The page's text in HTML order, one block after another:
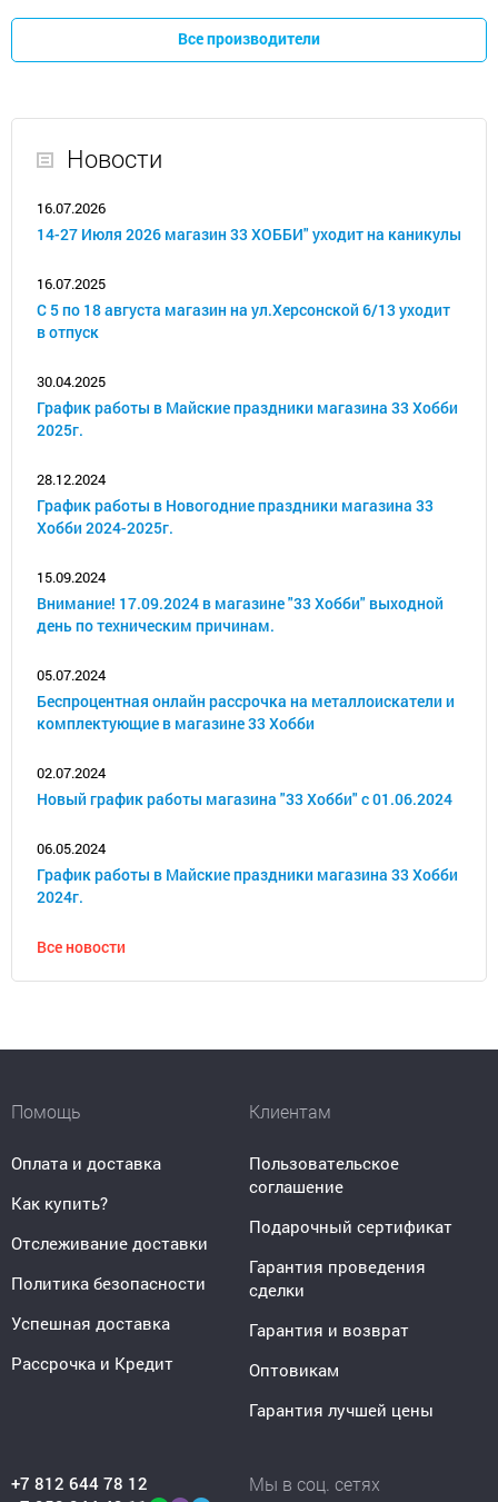
Все производители
Новости
16.07.2026
14-27 Июля 2026 магазин 33 ХОББИ" уходит на каникулы
16.07.2025
С 5 по 18 августа магазин на ул.Херсонской 6/13 уходит
в отпуск
30.04.2025
График работы в Майские праздники магазина 33 Хобби
2025г.
28.12.2024
График работы в Новогодние праздники магазина 33
Хобби 2024-2025г.
15.09.2024
Внимание! 17.09.2024 в магазине "33 Хобби" выходной
день по техническим причинам.
05.07.2024
Беспроцентная онлайн рассрочка на металлоискатели и
комплектующие в магазине 33 Хобби
02.07.2024
Новый график работы магазина "33 Хобби" с 01.06.2024
06.05.2024
График работы в Майские праздники магазина 33 Хобби
2024г.
Все новости
Помощь
Оплата и доставка
Как купить?
Отслеживание доставки
Политика безопасности
Успешная доставка
Рассрочка и Кредит
Клиентам
Пользовательское
соглашение
Подарочный сертификат
Гарантия проведения
сделки
Гарантия и возврат
Оптовикам
Гарантия лучшей цены
+7 812 644 78 12
Мы в соц. сетях